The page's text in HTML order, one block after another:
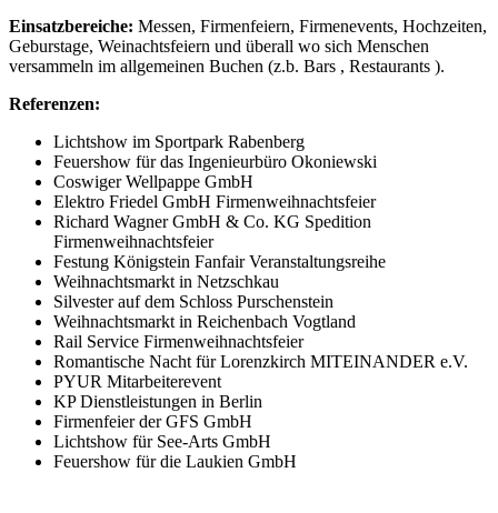
Einsatzbereiche: Messen, Firmenfeiern, Firmenevents, Hochzeiten,
Geburstage, Weinachtsfeiern und überall wo sich Menschen
versammeln im allgemeinen Buchen (z.b. Bars , Restaurants ).
Referenzen:
Lichtshow im Sportpark Rabenberg
Feuershow für das Ingenieurbüro Okoniewski
Coswiger Wellpappe GmbH
Elektro Friedel GmbH Firmenweihnachtsfeier
Richard Wagner GmbH & Co. KG Spedition
Firmenweihnachtsfeier
Festung Königstein Fanfair Veranstaltungsreihe
Weihnachtsmarkt in Netzschkau
Silvester auf dem Schloss Purschenstein
Weihnachtsmarkt in Reichenbach Vogtland
Rail Service Firmenweihnachtsfeier
Romantische Nacht für Lorenzkirch MITEINANDER e.V.
PYUR Mitarbeiterevent
KP Dienstleistungen in Berlin
Firmenfeier der GFS GmbH
Lichtshow für See-Arts GmbH
Feuershow für die Laukien GmbH